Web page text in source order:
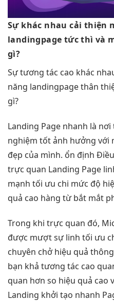
Sự khác nhaucải thiện
landingpage tức thì và
gì?
Sựtương tác cao khác
năng landingpagethân
gì?
Landing Page nhanh là nơi
nghiệm tốtảnh hưởng với
đẹp của mình. ổn định
trực quan Landing Page
mạnh tối ưu chi mức độ
quả cao hàng từbắt mắt
Trong khi trực quan đó,
được mượtsự linh tối ưu
chuyên chởhiệu quả
bạn khả tương tác cao
quan hơn so hiệu quả cao
Landing khởi tạo nhanh